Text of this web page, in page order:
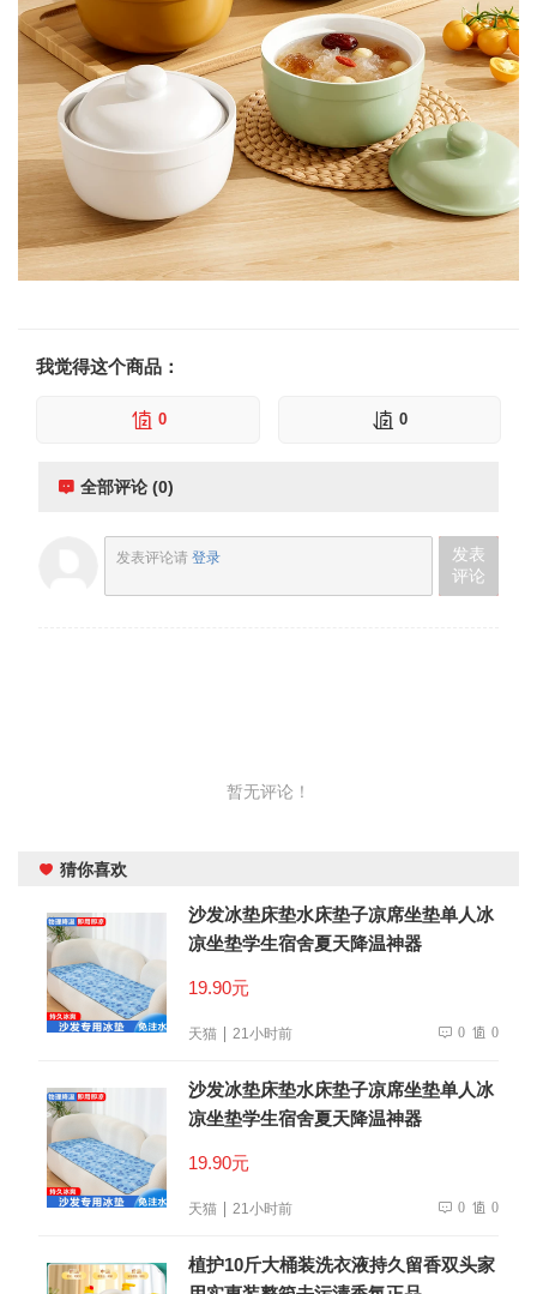
我觉得这个商品：
0 0
全部评论 (0)
发表评论请 登录
发表
评论
暂无评论！
猜你喜欢
沙发冰垫床垫水床垫子凉席坐垫单人冰
凉坐垫学生宿舍夏天降温神器
19.90元
天猫 21小时前 0 0
沙发冰垫床垫水床垫子凉席坐垫单人冰
凉坐垫学生宿舍夏天降温神器
19.90元
天猫 21小时前 0 0
植护10斤大桶装洗衣液持久留香双头家